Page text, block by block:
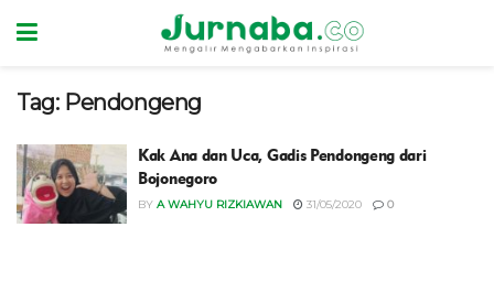
Tag: Pendongeng
Kak Ana dan Uca, Gadis Pendongeng dari
Bojonegoro
BY A WAHYU RIZKIAWAN 31/05/2020 0